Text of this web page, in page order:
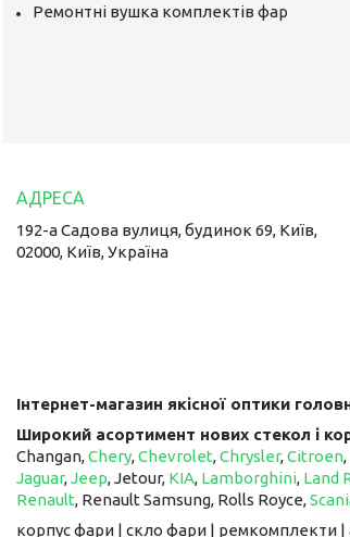
Ремонтні вушка комплектів фар
192-а Садова вулиця, будинок 69, Київ,
02000, Київ, Україна
Інтернет-магазин якісної оптики
Широкий асортимент нових стекол і
Changan,Chery,Chevrolet,Chrysler,Citroen
Jaguar,Jeep, Jetour, ​​​​​​​ KIA, Lamborghini, Land
Renault, Renault Samsung, Rolls Royce,
корпус фари | скло фари | ремкомплекти |